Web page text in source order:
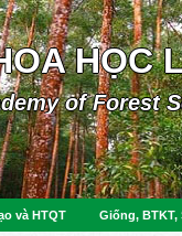
HỌC
of Forest
và HTQT Giống, BTKT,